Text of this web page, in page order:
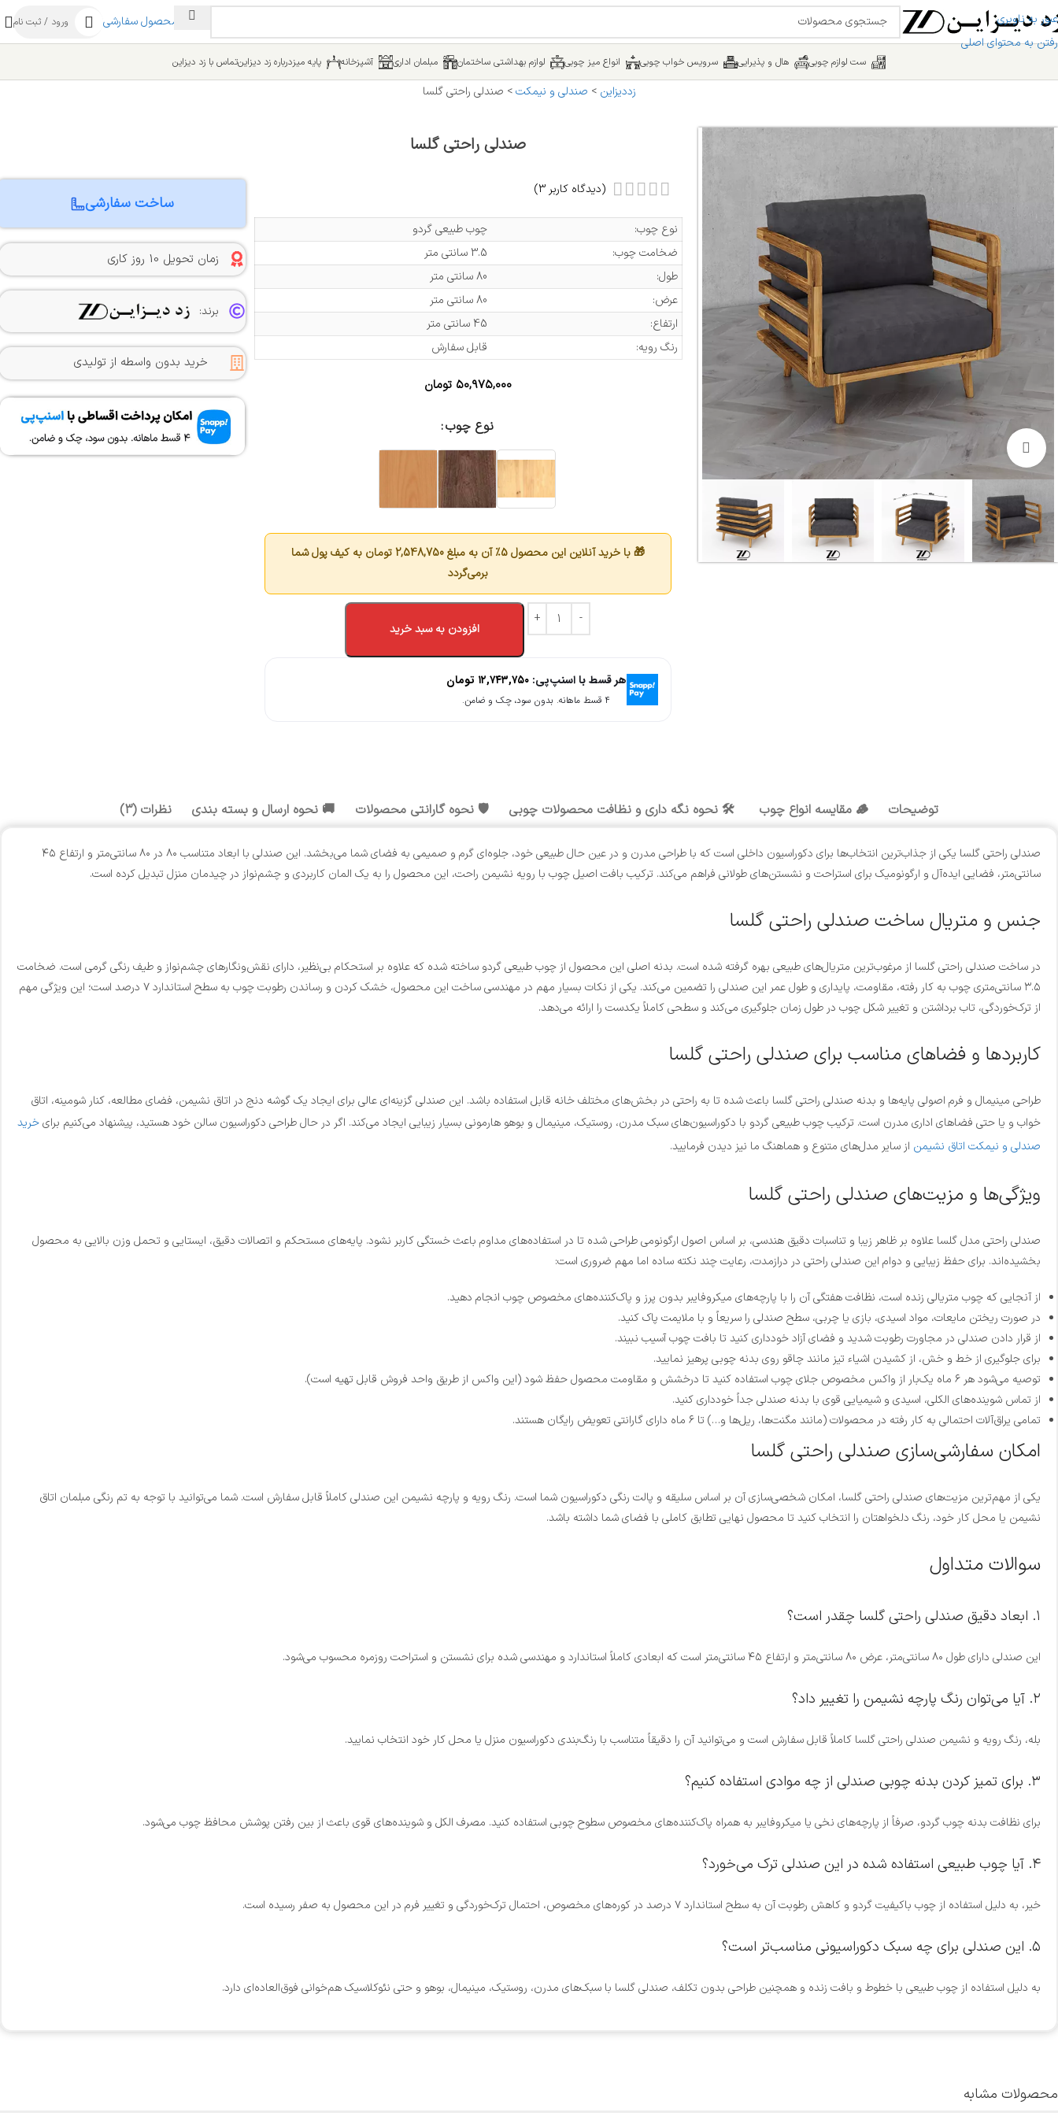
عبور به ناوبری
رفتن به محتوای اصلی
ساخت محصول سفارشی ورود / ثبت نام
ست لوازم چوبی هال و پذیرایی سرویس خواب چوبی انواع میز چوبی لوازم بهداشتی ساختمان مبلمان اداری آشپزخانه پایه میزدرباره زد دیزاینتماس با زد دیزاین
زددیزاین > صندلی و نیمکت> صندلی راحتی گلسا
بزرگنمایی تصویر
صندلی راحتی گلسا
(دیدگاه کاربر3
)
نوع چوب:
چوب طبیعی گردو
ضخامت چوب:
3.5 سانتی متر
طول:
80 سانتی متر
عرض:
80 سانتی متر
ارتفاع:
45 سانتی متر
رنگ رویه:
قابل سفارش
۵۰,۹۷۵,۰۰۰ تومان
نوع چوب
🎁 با خرید آنلاین این محصول 5٪ آن به مبلغ 2,548,750تومان به کیف پول شما
برمی‌گردد
افزودن به سبد خرید
هر قسط با اسنپ‌پی:۱۲,۷۴۳,۷۵۰ تومان
۴ قسط ماهانه. بدون سود، چک و ضامن.
ساخت سفارشی
زمان تحویل 10 روز کاری
برند:
خرید بدون واسطه از تولیدی
توضیحات 🪵 مقایسه انواع چوب 🛠️ نحوه نگه داری و نظافت محصولات چوبی 🛡️ نحوه گارانتی محصولات 🚚 نحوه ارسال و بسته بندی نظرات (3)
صندلی راحتی گلسا یکی از جذاب‌ترین انتخاب‌ها برای دکوراسیون داخلی است که با طراحی مدرن و در عین حال طبیعی خود، جلوه‌ای گرم و صمیمی به فضای شما می‌بخشد. این صندلی با ابعاد متناسب ۸۰ در ۸۰ سانتی‌متر و ارتفاع ۴۵
سانتی‌متر، فضایی ایده‌آل و ارگونومیک برای استراحت و نشستن‌های طولانی فراهم می‌کند. ترکیب بافت اصیل چوب با رویه نشیمن راحت، این محصول را به یک المان کاربردی و چشم‌نواز در چیدمان منزل تبدیل کرده است.
جنس و متریال ساخت صندلی راحتی گلسا
در ساخت صندلی راحتی گلسا از مرغوب‌ترین متریال‌های طبیعی بهره گرفته شده است. بدنه اصلی این محصول از چوب طبیعی گردو ساخته شده که علاوه بر استحکام بی‌نظیر، دارای نقش‌ونگارهای چشم‌نواز و طیف رنگی گرمی است. ضخامت
۳.۵ سانتی‌متری چوب به کار رفته، مقاومت، پایداری و طول عمر این صندلی را تضمین می‌کند. یکی از نکات بسیار مهم در مهندسی ساخت این محصول، خشک کردن و رساندن رطوبت چوب به سطح استاندارد ۷ درصد است؛ این ویژگی مهم
از ترک‌خوردگی، تاب برداشتن و تغییر شکل چوب در طول زمان جلوگیری می‌کند و سطحی کاملاً یکدست را ارائه می‌دهد.
کاربردها و فضاهای مناسب برای صندلی راحتی گلسا
طراحی مینیمال و فرم اصولی پایه‌ها و بدنه صندلی راحتی گلسا باعث شده تا به راحتی در بخش‌های مختلف خانه قابل استفاده باشد. این صندلی گزینه‌ای عالی برای ایجاد یک گوشه دنج در اتاق نشیمن، فضای مطالعه، کنار شومینه، اتاق
خواب و یا حتی فضاهای اداری مدرن است. ترکیب چوب طبیعی گردو با دکوراسیون‌های سبک مدرن، روستیک، مینیمال و بوهو هارمونی بسیار زیبایی ایجاد می‌کند. اگر در حال طراحی دکوراسیون سالن خود هستید، پیشنهاد می‌کنیم برایخرید
صندلی و نیمکت اتاق نشیمن از سایر مدل‌های متنوع و هماهنگ ما نیز دیدن فرمایید.
ویژگی‌ها و مزیت‌های صندلی راحتی گلسا
صندلی راحتی مدل گلسا علاوه بر ظاهر زیبا و تناسبات دقیق هندسی، بر اساس اصول ارگونومی طراحی شده تا در استفاده‌های مداوم باعث خستگی کاربر نشود. پایه‌های مستحکم و اتصالات دقیق، ایستایی و تحمل وزن بالایی به محصول
بخشیده‌اند. برای حفظ زیبایی و دوام این صندلی راحتی در درازمدت، رعایت چند نکته ساده اما مهم ضروری است:
از آنجایی که چوب متریالی زنده است، نظافت هفتگی آن را با پارچه‌های میکروفایبر بدون پرز و پاک‌کننده‌های مخصوص چوب انجام دهید.
در صورت ریختن مایعات، مواد اسیدی، بازی یا چربی، سطح صندلی را سریعاً و با ملایمت پاک کنید.
از قرار دادن صندلی در مجاورت رطوبت شدید و فضای آزاد خودداری کنید تا بافت چوب آسیب نبیند.
برای جلوگیری از خط و خش، از کشیدن اشیاء تیز مانند چاقو روی بدنه چوبی پرهیز نمایید.
توصیه می‌شود هر ۶ ماه یک‌بار از واکس مخصوص جلای چوب استفاده کنید تا درخشش و مقاومت محصول حفظ شود (این واکس از طریق واحد فروش قابل تهیه است).
از تماس شوینده‌های الکلی، اسیدی و شیمیایی قوی با بدنه صندلی جداً خودداری کنید.
تمامی یراق‌آلات احتمالی به کار رفته در محصولات (مانند مگنت‌ها، ریل‌ها و…) تا ۶ ماه دارای گارانتی تعویض رایگان هستند.
امکان سفارشی‌سازی صندلی راحتی گلسا
یکی از مهم‌ترین مزیت‌های صندلی راحتی گلسا، امکان شخصی‌سازی آن بر اساس سلیقه و پالت رنگی دکوراسیون شما است. رنگ رویه و پارچه نشیمن این صندلی کاملاً قابل سفارش است. شما می‌توانید با توجه به تم رنگی مبلمان اتاق
نشیمن یا محل کار خود، رنگ دلخواهتان را انتخاب کنید تا محصول نهایی تطابق کاملی با فضای شما داشته باشد.
سوالات متداول
۱. ابعاد دقیق صندلی راحتی گلسا چقدر است؟
این صندلی دارای طول ۸۰ سانتی‌متر، عرض ۸۰ سانتی‌متر و ارتفاع ۴۵ سانتی‌متر است که ابعادی کاملاً استاندارد و مهندسی شده برای نشستن و استراحت روزمره محسوب می‌شود.
۲. آیا می‌توان رنگ پارچه نشیمن را تغییر داد؟
بله، رنگ رویه و نشیمن صندلی راحتی گلسا کاملاً قابل سفارش است و می‌توانید آن را دقیقاً متناسب با رنگ‌بندی دکوراسیون منزل یا محل کار خود انتخاب نمایید.
۳. برای تمیز کردن بدنه چوبی صندلی از چه موادی استفاده کنیم؟
برای نظافت بدنه چوب گردو، صرفاً از پارچه‌های نخی یا میکروفایبر به همراه پاک‌کننده‌های مخصوص سطوح چوبی استفاده کنید. مصرف الکل و شوینده‌های قوی باعث از بین رفتن پوشش محافظ چوب می‌شود.
۴. آیا چوب طبیعی استفاده شده در این صندلی ترک می‌خورد؟
خیر، به دلیل استفاده از چوب باکیفیت گردو و کاهش رطوبت آن به سطح استاندارد ۷ درصد در کوره‌های مخصوص، احتمال ترک‌خوردگی و تغییر فرم در این محصول به صفر رسیده است.
۵. این صندلی برای چه سبک دکوراسیونی مناسب‌تر است؟
به دلیل استفاده از چوب طبیعی با خطوط و بافت زنده و همچنین طراحی بدون تکلف، صندلی گلسا با سبک‌های مدرن، روستیک، مینیمال، بوهو و حتی نئوکلاسیک هم‌خوانی فوق‌العاده‌ای دارد.
محصولات مشابه